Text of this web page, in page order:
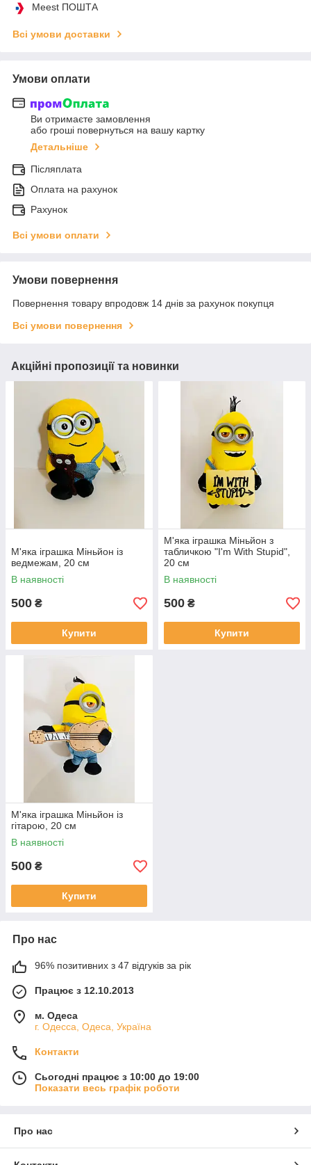
Meest ПОШТА
Всі умови доставки
Умови оплати
Ви отримаєте замовлення
або гроші повернуться на вашу картку
Детальніше
Післяплата
Оплата на рахунок
Рахунок
Всі умови оплати
Умови повернення
Повернення товару впродовж 14 днів за рахунок покупця
Всі умови повернення
Акційні пропозиції та новинки
М'яка іграшка Міньйон із
ведмежам, 20 см
В наявності
500 ₴
Купити
М'яка іграшка Міньйон з
табличкою "I'm With Stupid",
20 см
В наявності
500 ₴
Купити
М'яка іграшка Міньйон із
гітарою, 20 см
В наявності
500 ₴
Купити
Про нас
96% позитивних з 47 відгуків за рік
Працює з 12.10.2013
м. Одеса
г. Одесса, Одеса, Україна
Контакти
Сьогодні працює з 10:00 до 19:00
Показати весь графік роботи
Про нас